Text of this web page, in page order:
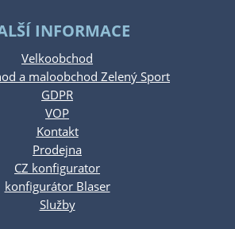
INFORMACE
Velkoobchod
a maloobchod Zelený Sport
GDPR
VOP
Kontakt
Prodejna
CZ konfigurator
konfigurátor Blaser
Služby